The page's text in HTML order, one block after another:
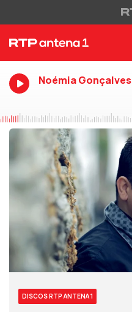
Noémia Gonçalves
DISCOS RTP ANTENA 1